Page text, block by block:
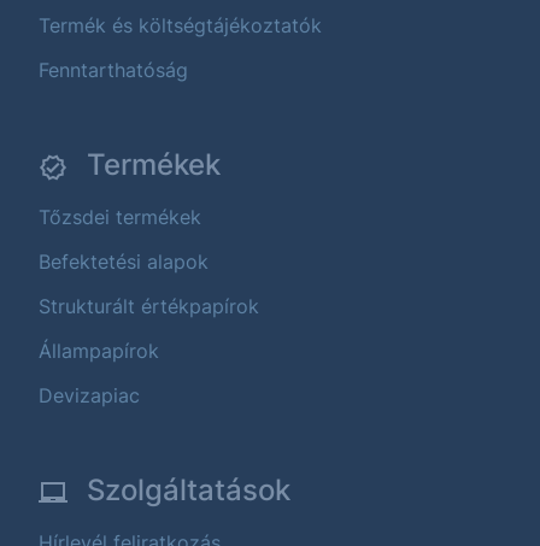
Termék és költségtájékoztatók
Fenntarthatóság
Termékek
Tőzsdei termékek
Befektetési alapok
Strukturált értékpapírok
Állampapírok
Devizapiac
Szolgáltatások